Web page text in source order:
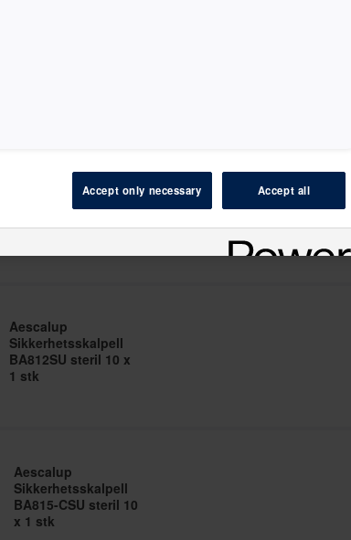
Sikkerhetsskalpell
BA811SU steril 10 x
1 stk
Aescalup
Sikkerhetsskalpell
BA812SU steril 10 x
1 stk
Aescalup
Sikkerhetsskalpell
BA815-CSU steril 10
x 1 stk
Accept only necessary Accept all